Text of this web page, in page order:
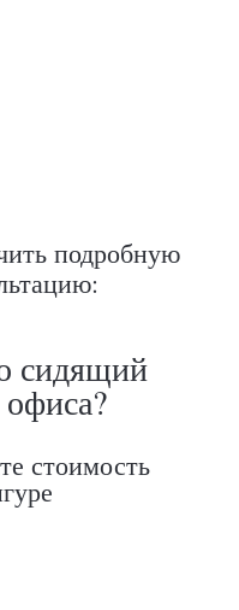
подробную
вам?